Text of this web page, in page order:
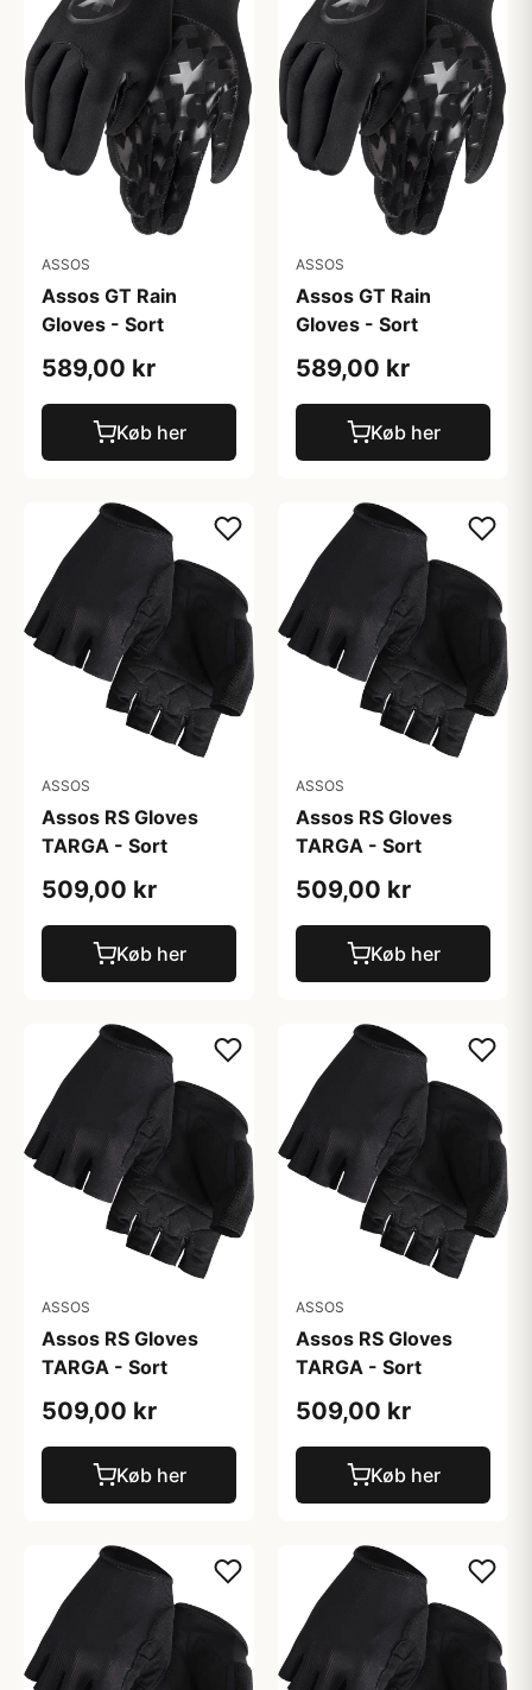
ASSOS
Assos GT Rain
Gloves - Sort
589,00 kr
Køb her
ASSOS
Assos GT Rain
Gloves - Sort
589,00 kr
Køb her
ASSOS
Assos RS Gloves
TARGA - Sort
509,00 kr
Køb her
ASSOS
Assos RS Gloves
TARGA - Sort
509,00 kr
Køb her
ASSOS
Assos RS Gloves
TARGA - Sort
509,00 kr
Køb her
ASSOS
Assos RS Gloves
TARGA - Sort
509,00 kr
Køb her